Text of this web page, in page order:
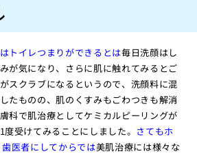
トイレつまりができるとは毎日洗顔はし
が気になり、さらに肌に触れてみるとご
スクラブになるというので、洗顔料に混
たものの、肌のくすみもごわつきも解消
科で肌治療としてケミカルピーリングが
受けてみることにしました。 さてもホ
医者にしてからでは美肌治療には様々な